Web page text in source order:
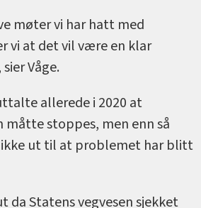
møter vi har hatt med
vi at det vil være en klar
Våge.
allerede i 2020 at
måtte stoppes, men enn så
ikke ut til at problemet har blitt
da Statens vegvesen sjekket